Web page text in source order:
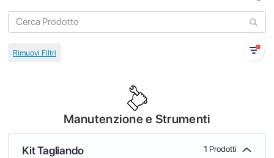
Manutenzione e Strumenti
Kit Tagliando 1 Prodotti